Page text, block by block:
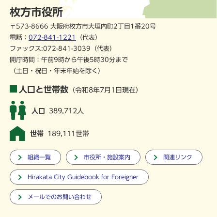
枚方市役所
〒573-8666 大阪府枚方市大垣内町2丁目1番20号
電話： 072-841-1221
（代表）
ファックス:072-841-3039（代表）
開庁時間：午前9時から午後5時30分まで
（土日・祝日・年末年始を除く）
人口と世帯数 （令和8年7月1日現在）
人口 389,712人
世帯 189,111世帯
組織一覧 市役所・施設案内 関連リンク
Hirakata City Guidebook for Foreigner
メールでのお問い合わせ